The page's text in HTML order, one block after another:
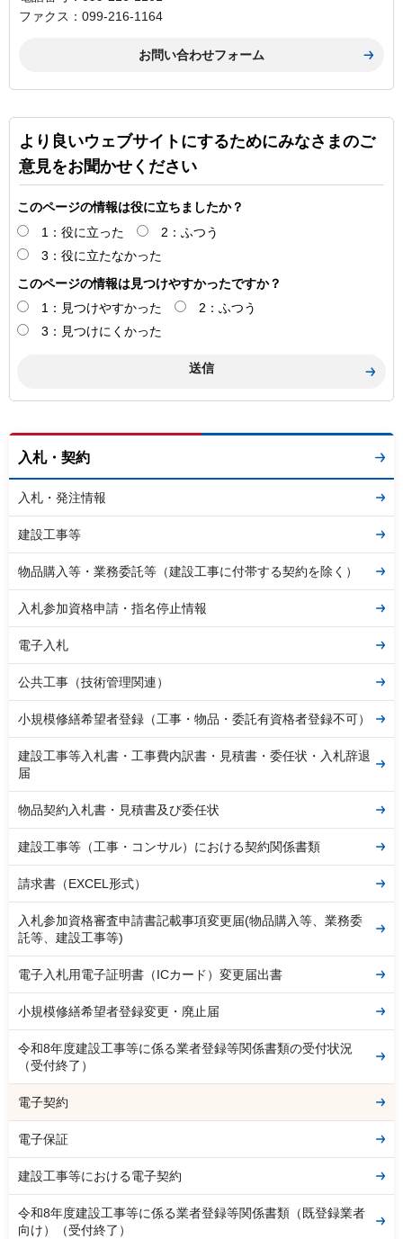
ファクス：099-216-1164
より良いウェブサイトにするためにみなさまのご
意見をお聞かせください
このページの情報は役に立ちましたか？
1：役に立った
2：ふつう
3：役に立たなかった
このページの情報は見つけやすかったですか？
1：見つけやすかった
2：ふつう
3：見つけにくかった
入札・契約
入札・発注情報
建設工事等
物品購入等・業務委託等（建設工事に付帯する契約を除く）
入札参加資格申請・指名停止情報
電子入札
公共工事（技術管理関連）
小規模修繕希望者登録（工事・物品・委託有資格者登録不可）
建設工事等入札書・工事費内訳書・見積書・委任状・入札辞退
届
物品契約入札書・見積書及び委任状
建設工事等（工事・コンサル）における契約関係書類
請求書（EXCEL形式）
入札参加資格審査申請書記載事項変更届(物品購入等、業務委
託等、建設工事等)
電子入札用電子証明書（ICカード）変更届出書
小規模修繕希望者登録変更・廃止届
令和8年度建設工事等に係る業者登録等関係書類の受付状況
（受付終了）
電子契約
電子保証
建設工事等における電子契約
令和8年度建設工事等に係る業者登録等関係書類（既登録業者
向け）（受付終了）